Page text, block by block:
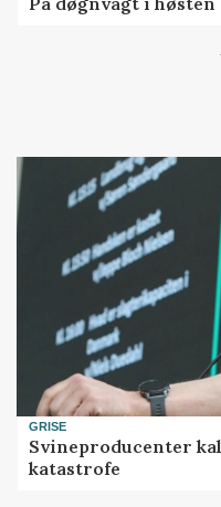
GRISE
Svineproducenter
katastrofe